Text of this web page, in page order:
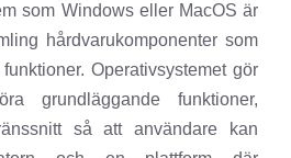
som Windows eller MacOS är
hårdvarukomponenter som
Operativsystemet gör
grundläggande funktioner,
så att användare kan